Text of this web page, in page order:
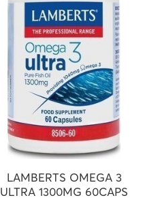
LAMBERTS OMEGA 3
ULTRA 1300MG 60CAPS